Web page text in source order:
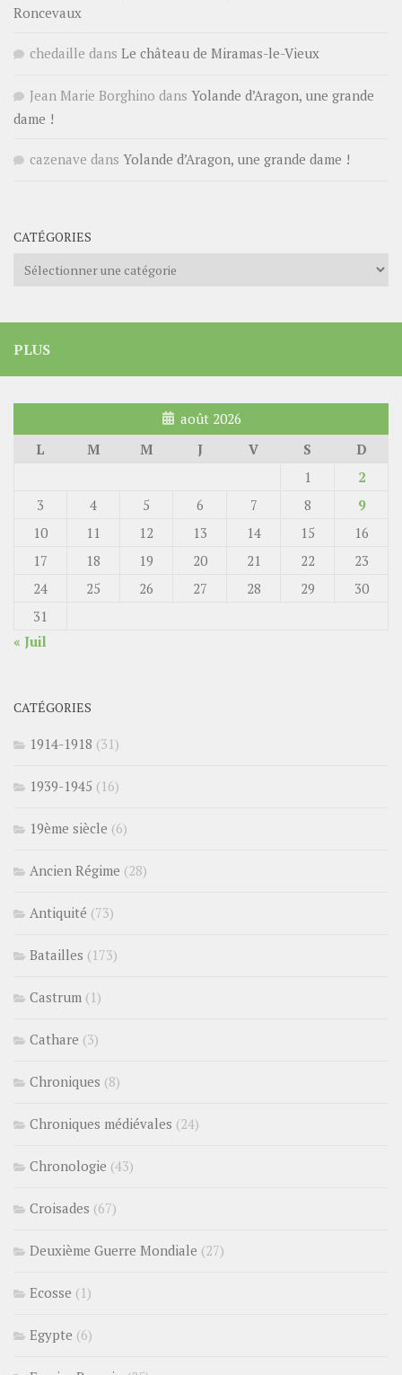
Roncevaux
chedaille dans Le château de Miramas-le-Vieux
Jean Marie Borghino dans Yolande d’Aragon, une grande
dame !
cazenave dans Yolande d’Aragon, une grande dame !
CATÉGORIES
Catégories
PLUS
août 2026
L
M M J V S
D
1
2
3
4 5 6 7 8
9
10
11 12 13 14 15
16
17
18 19 20 21 22
23
24
25 26 27 28 29
30
31
« Juil
CATÉGORIES
1914-1918 (31)
1939-1945 (16)
19ème siècle (6)
Ancien Régime (28)
Antiquité (73)
Batailles (173)
Castrum (1)
Cathare (3)
Chroniques (8)
Chroniques médiévales (24)
Chronologie (43)
Croisades (67)
Deuxième Guerre Mondiale (27)
Ecosse (1)
Egypte (6)